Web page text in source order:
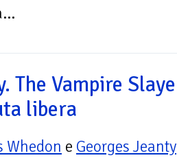
The Vampire
libera
Whedon e Georges Jeanty